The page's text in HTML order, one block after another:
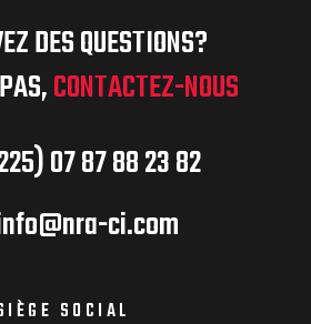
DES QUESTIONS?
CONTACTEZ-NOUS
07 87 88 23 82
ci.com
SOCIAL